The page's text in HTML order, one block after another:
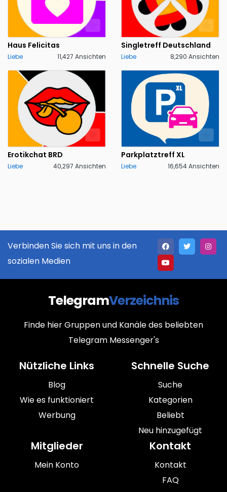
Haus Felicitas
Liebe 11,427 Ansichten
Singletreff Deutschland
Liebe 8,290 Ansichten
Erotikchat BRD
Liebe 40,297 Ansichten
Parkplatztreff XL
Liebe 16,654 Ansichten
Verbinden Sie sich mit uns in den
sozialen Medien
TelegramVerzeichnis
Finde hier Gruppen und Kanäle des beliebten
Telegram Messenger's
Nützliche Links
Blog
Wie es funktioniert
Werbung
Schnelle Suche
Suche
Kategorien
Beliebt
Neu hinzugefügt
Mitglieder
Mein Konto
Kontakt
Kontakt
FAQ